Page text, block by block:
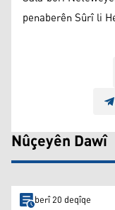
penaberên Sûrî li
Nûçeyên Dawî
berî 20 deqîqe